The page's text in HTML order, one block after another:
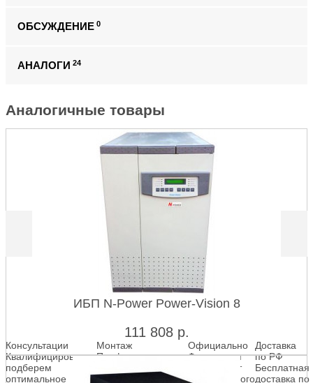
ОБСУЖДЕНИЕ 0
АНАЛОГИ 24
Аналогичные товары
ИБП N-Power Power-Vision 8
111 808 р.
Консультации
Квалифицированно
подберем
оптимальное
Монтаж
Профессиональная
обслуживание
Официально
Фирменная
гарантия от
официального
Доставка
по РФ
Бесплатная
доставка по